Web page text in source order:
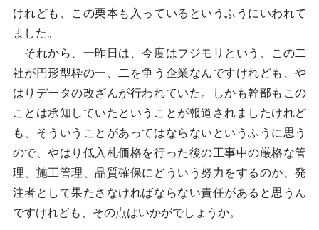
けれども、この栗本も入っているというふうにいわれて
ました。
それから、一昨日は、今度はフジモリという、この二
社が円形型枠の一、二を争う企業なんですけれども、や
はりデータの改ざんが行われていた。しかも幹部もこの
ことは承知していたということが報道されましたけれど
も、そういうことがあってはならないというふうに思う
ので、やはり低入札価格を行った後の工事中の厳格な管
理、施工管理、品質確保にどういう努力をするのか、発
注者として果たさなければならない責任があると思うん
ですけれども、その点はいかがでしょうか。